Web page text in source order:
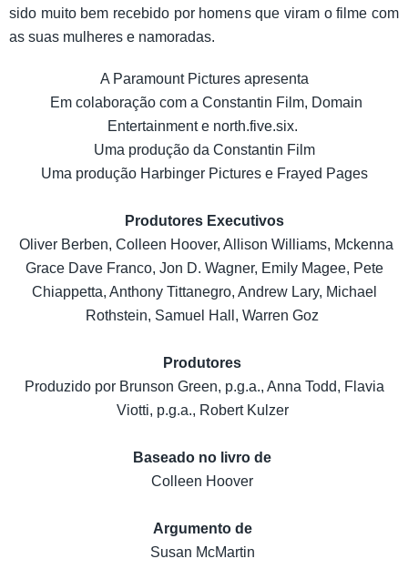
sido muito bem recebido por homens que viram o filme com
as suas mulheres e namoradas.
A Paramount Pictures apresenta
Em colaboração com a Constantin Film, Domain
Entertainment e north.five.six.
Uma produção da Constantin Film
Uma produção Harbinger Pictures e Frayed Pages
Produtores Executivos
Oliver Berben, Colleen Hoover, Allison Williams, Mckenna
Grace Dave Franco, Jon D. Wagner, Emily Magee, Pete
Chiappetta, Anthony Tittanegro, Andrew Lary, Michael
Rothstein, Samuel Hall, Warren Goz
Produtores
Produzido por Brunson Green, p.g.a., Anna Todd, Flavia
Viotti, p.g.a., Robert Kulzer
Baseado no livro de
Colleen Hoover
Argumento de
Susan McMartin